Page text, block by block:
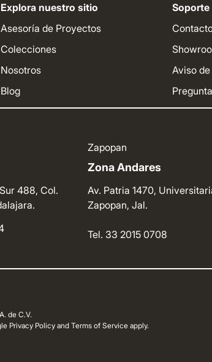
Explora nuestro sitio
Asesoría de Proyectos
Colecciones
Nosotros
Blog
Soporte
Aviso
488, Col.
Zapopan
Zona Andares
Av. Patria 1470,
Zapopan, Jal.
Tel. 33 2015 0708
de C.V.
Privacy Policy and Terms of Service apply.